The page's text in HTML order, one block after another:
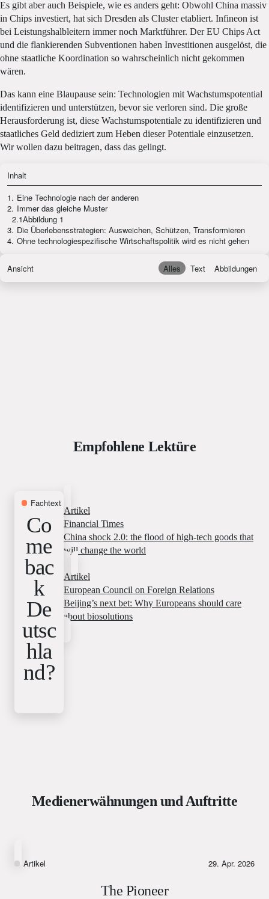
Es gibt aber auch Beispiele, wie es anders geht: Obwohl China massiv
in Chips investiert, hat sich Dresden als Cluster etabliert. Infineon ist
bei Leistungshalbleitern immer noch Marktführer. Der EU Chips Act
und die flankierenden Subventionen haben Investitionen ausgelöst, die
ohne staatliche Koordination so wahrscheinlich nicht gekommen
wären.
Das kann eine Blaupause sein: Technologien mit Wachstumspotential
identifizieren und unterstützen, bevor sie verloren sind. Die große
Herausforderung ist, diese Wachstumspotentiale zu identifizieren und
staatliches Geld dediziert zum Heben dieser Potentiale einzusetzen.
Wir wollen dazu beitragen, dass das gelingt.
Inhalt
1. Eine Technologie nach der anderen
2. Immer das gleiche Muster
2.1Abbildung 1
3. Die Überlebensstrategien: Ausweichen, Schützen, Transformieren
4. Ohne technologiespezifische Wirtschaftspolitik wird es nicht gehen
Ansicht Alles Text Abbildungen
Empfohlene Lektüre
Fachtext
Co
me
bac
k
De
utsc
hla
nd?
Artikel
Financial Times
China shock 2.0: the flood of high-tech goods that
will change the world
Artikel
European Council on Foreign Relations
Beijing’s next bet: Why Europeans should care
about biosolutions
Medienerwähnungen und Auftritte
Artikel 29. Apr. 2026
The Pioneer